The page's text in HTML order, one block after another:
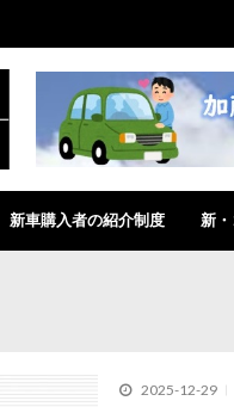
新車購入者の紹介制度 新
2025-12-29